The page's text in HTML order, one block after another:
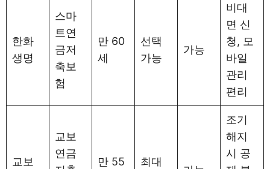
한화
생명
스마
트연
금저
축보
험
만 60
세
선택
가능
가능
비대
면 신
청, 모
바일
관리
편리
교보
교보
연금
만 55 최대
조기
해지
시 공